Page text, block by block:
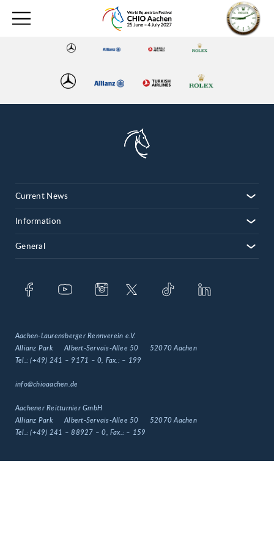
Current News
Information
General
Aachen-Laurensberger Rennverein e.V.
Allianz Park
Albert-Servais-Allee 50
52070 Aachen
Tel.:(+49) 241 – 9171 – 0 , Fax.: – 199
info@chioaachen.de
Aachener Reitturnier GmbH
Allianz Park
Albert-Servais-Allee 50
52070 Aachen
Tel.:(+49) 241 – 88927 – 0 , Fax.: – 159